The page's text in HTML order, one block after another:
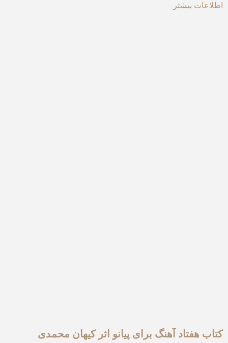
اطلاعات بیشتر
کتاب هفتاد آهنگ برای پیانو اثر کیهان محمدی